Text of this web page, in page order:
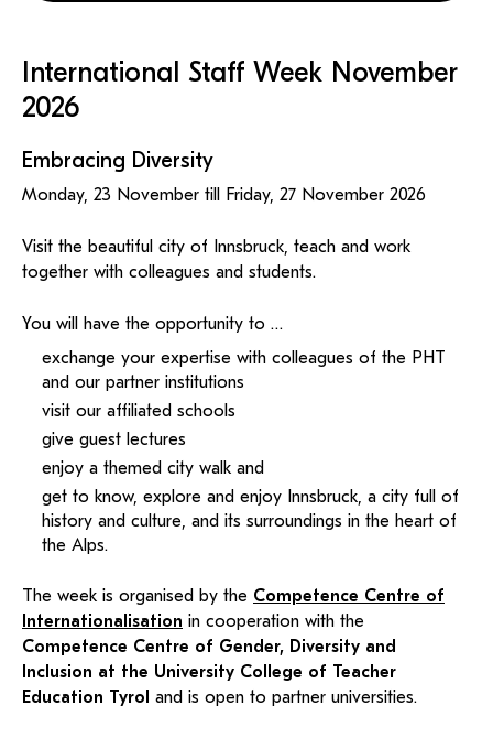
International Staff Week November
2026
Embracing Diversity
Monday, 23 November till Friday, 27 November 2026
Visit the beautiful city of Innsbruck, teach and work
together with colleagues and students.
You will have the opportunity to …
exchange your expertise with colleagues of the PHT
and our partner institutions
visit our affiliated schools
give guest lectures
enjoy a themed city walk and
get to know, explore and enjoy Innsbruck, a city full of
history and culture, and its surroundings in the heart of
the Alps.
The week is organised by the Competence Centre of
Internationalisation in cooperation with the
Competence Centre of Gender, Diversity and
Inclusion at the University College of Teacher
Education Tyrol and is open to partner universities.
SupportAntragsformular
Konto
Dateien.
Forschungsanträge, Formulare,
Support-Webadmin
Hilfe & Support
die persönliche Mailadresse, sondern über den oben
angegebenen Hilfebutton.
Service
Login Webredaktion